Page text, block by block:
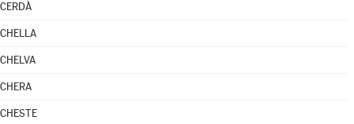
CERDÀ
CHELLA
CHELVA
CHERA
CHESTE